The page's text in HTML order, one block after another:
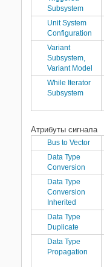
Subsystem
Unit System
Configuration
Variant
Subsystem,
Variant Model
While Iterator
Subsystem
Атрибуты сигнала
Bus to Vector
Data Type
Conversion
Data Type
Conversion
Inherited
Data Type
Duplicate
Data Type
Propagation